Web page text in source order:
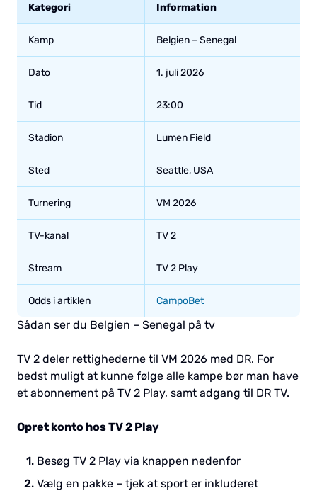
Kategori Information
Kamp Belgien – Senegal
Dato 1. juli 2026
Tid 23:00
Stadion Lumen Field
Sted Seattle, USA
Turnering VM 2026
TV-kanal TV 2
Stream TV 2 Play
Odds i artiklen CampoBet
Sådan ser du Belgien – Senegal på tv
TV 2 deler rettighederne til VM 2026 med DR. For
bedst muligt at kunne følge alle kampe bør man have
et abonnement på TV 2 Play, samt adgang til DR TV.
Opret konto hos TV 2 Play
Besøg TV 2 Play via knappen nedenfor
Vælg en pakke – tjek at sport er inkluderet